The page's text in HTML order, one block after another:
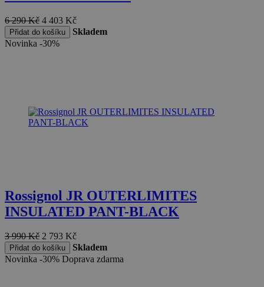
6 290Kč 4 403 Kč
Přidat do košíku
Skladem
Novinka -30%
Rossignol JR OUTERLIMITES
INSULATED PANT-BLACK
3 990Kč 2 793 Kč
Přidat do košíku
Skladem
Novinka -30% Doprava zdarma